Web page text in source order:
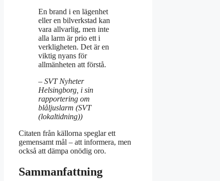
En brand i en lägenhet
eller en bilverkstad kan
vara allvarlig, men inte
alla larm är prio ett i
verkligheten. Det är en
viktig nyans för
allmänheten att förstå.
– SVT Nyheter
Helsingborg, i sin
rapportering om
blåljuslarm (SVT
(lokaltidning))
Citaten från källorna speglar ett
gemensamt mål – att informera, men
också att dämpa onödig oro.
Sammanfattning